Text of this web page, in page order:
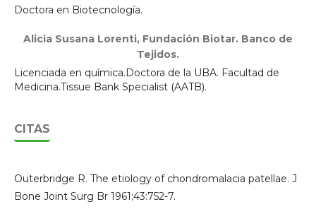
Doctora en Biotecnología.
Alicia Susana Lorenti, Fundación Biotar. Banco de
Tejidos.
Licenciada en química.Doctora de la UBA. Facultad de
Medicina.Tissue Bank Specialist (AATB).
CITAS
Outerbridge R. The etiology of chondromalacia patellae. J
Bone Joint Surg Br 1961;43:752-7.